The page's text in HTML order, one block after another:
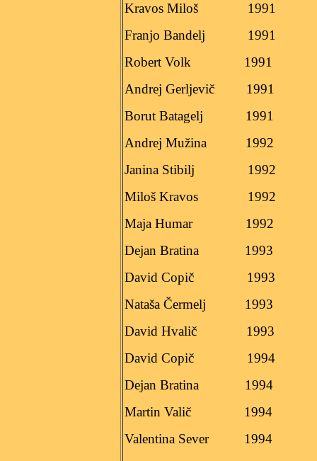
Kravos Miloš
1991
Franjo Bandelj
1991
Robert Volk
1991
Andrej Gerljevič
1991
Borut Batagelj
1991
Andrej Mužina
1992
Janina Stibilj
1992
Miloš Kravos
1992
Maja Humar
1992
Dejan Bratina
1993
David Copič
1993
Nataša Čermelj
1993
David Hvalič
1993
David Copič
1994
Dejan Bratina
1994
Martin Valič
1994
Valentina Sever
1994